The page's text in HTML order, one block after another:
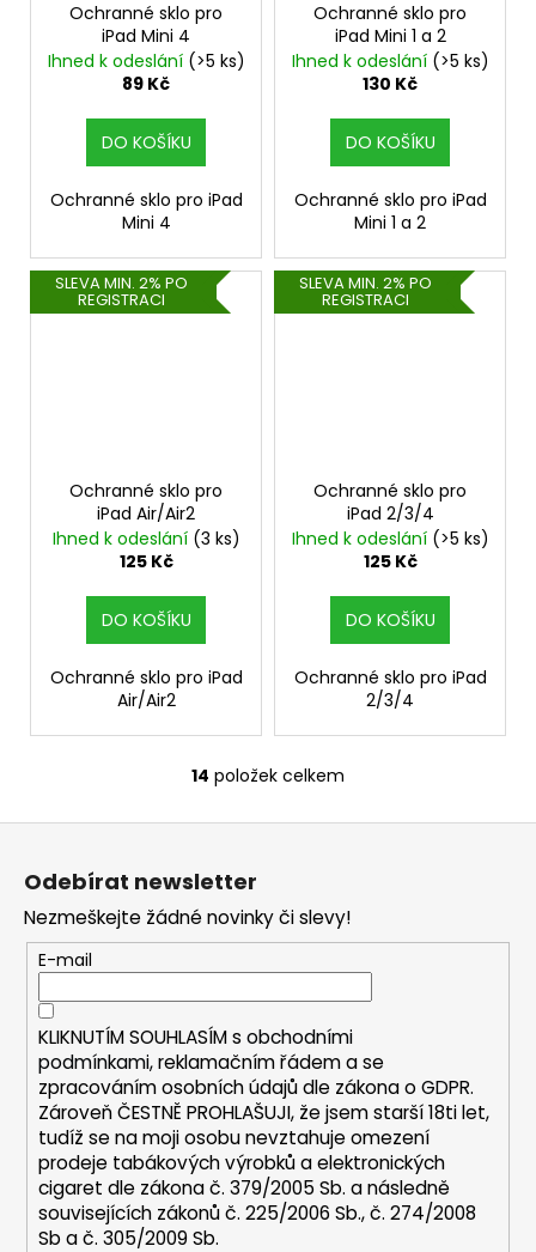
Ochranné sklo pro
iPad Mini 4
Ihned k odeslání (>5 ks)
89 Kč
DO KOŠÍKU
Ochranné sklo pro iPad
Mini 4
Ochranné sklo pro
iPad Mini 1 a 2
Ihned k odeslání (>5 ks)
130 Kč
DO KOŠÍKU
Ochranné sklo pro iPad
Mini 1 a 2
SLEVA MIN. 2% PO
REGISTRACI
Ochranné sklo pro
iPad Air/Air2
Ihned k odeslání (3 ks)
125 Kč
DO KOŠÍKU
Ochranné sklo pro iPad
Air/Air2
SLEVA MIN. 2% PO
REGISTRACI
Ochranné sklo pro
iPad 2/3/4
Ihned k odeslání (>5 ks)
125 Kč
DO KOŠÍKU
Ochranné sklo pro iPad
2/3/4
O
v
a
c
í
p
r
v
k
y
v
ý
p
i
14 položek celkem
Z
Odebírat newsletter
Nezmeškejte žádné novinky či slevy!
E-mail
KLIKNUTÍM SOUHLASÍM s obchodními
podmínkami,reklamačním řádem a se
zpracováním osobních údajů dle zákona oGDPR.
Zároveň ČESTNĚ PROHLAŠUJI, že jsem starší 18ti let,
tudíž se na moji osobu nevztahuje omezení
prodeje tabákových výrobků a elektronických
cigaret dle zákona č. 379/2005 Sb. a následně
souvisejících zákonů č. 225/2006 Sb., č. 274/2008
Sb a č. 305/2009 Sb.